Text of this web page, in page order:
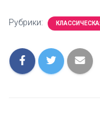
Рубрики: